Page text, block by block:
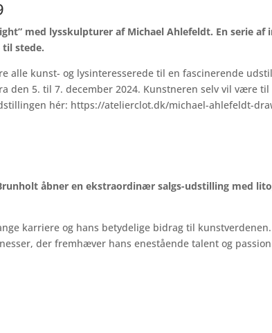
med lysskulpturer af Michael Ahlefeldt. En serie af
stede.
alle kunst- og lysinteresserede til en fascinerende
den 5. til 7. december 2024. Kunstneren selv vil være til
hér: https://atelierclot.dk/michael-ahlefeldt-
åbner en ekstraordinær salgs-udstilling med
karriere og hans betydelige bidrag til ­kunstverdenen.
der fremhæver hans enestående talent og